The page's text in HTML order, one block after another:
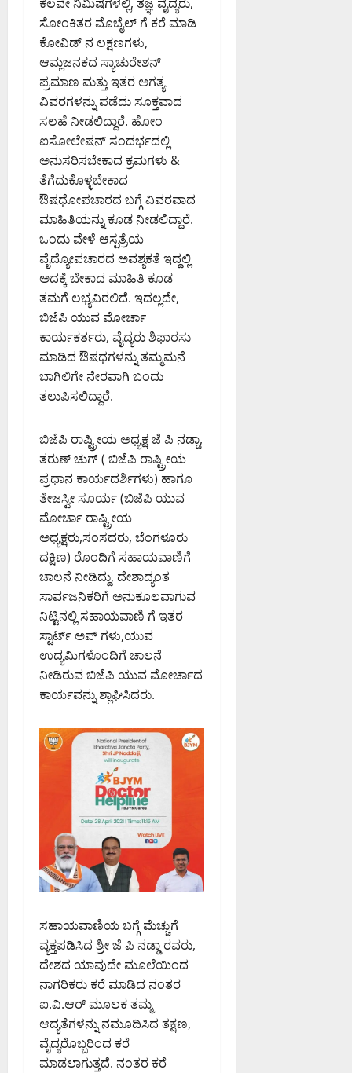
ಸೋಂಕಿತರ ಮೊಬೈಲ್ ಗೆ ಕರೆ ಮಾಡಿ
ಕೋವಿಡ್ ನ ಲಕ್ಷಣಗಳು,
ಆಮ್ಲಜನಕದ ಸ್ಯಾಚುರೇಶನ್
ಪ್ರಮಾಣ ಮತ್ತು ಇತರ ಅಗತ್ಯ
ವಿವರಗಳನ್ನು ಪಡೆದು ಸೂಕ್ತವಾದ
ಸಲಹೆ ನೀಡಲಿದ್ದಾರೆ. ಹೋಂ
ಐಸೋಲೇಷನ್ ಸಂದರ್ಭದಲ್ಲಿ
ಅನುಸರಿಸಬೇಕಾದ ಕ್ರಮಗಳು &
ತೆಗೆದುಕೊಳ್ಳಬೇಕಾದ
ಔಷಧೋಪಚಾರದ ಬಗ್ಗೆ ವಿವರವಾದ
ಮಾಹಿತಿಯನ್ನು ಕೂಡ ನೀಡಲಿದ್ದಾರೆ.
ಒಂದು ವೇಳೆ ಆಸ್ಪತ್ರೆಯ
ವೈದ್ಯೋಪಚಾರದ ಅವಶ್ಯಕತೆ ಇದ್ದಲ್ಲಿ
ಅದಕ್ಕೆ ಬೇಕಾದ ಮಾಹಿತಿ ಕೂಡ
ತಮಗೆ ಲಭ್ಯವಿರಲಿದೆ. ಇದಲ್ಲದೇ,
ಬಿಜೆಪಿ ಯುವ ಮೋರ್ಚಾ
ಕಾರ್ಯಕರ್ತರು, ವೈದ್ಯರು ಶಿಫಾರಸು
ಮಾಡಿದ ಔಷಧಗಳನ್ನು ತಮ್ಮಮನೆ
ಬಾಗಿಲಿಗೇ ನೇರವಾಗಿ ಬಂದು
ತಲುಪಿಸಲಿದ್ದಾರೆ.
ಬಿಜೆಪಿ ರಾಷ್ಟ್ರೀಯ ಅಧ್ಯಕ್ಷ ಜೆ ಪಿ ನಡ್ಡಾ,
ತರುಣ್ ಚುಗ್ ( ಬಿಜೆಪಿ ರಾಷ್ಟ್ರೀಯ
ಪ್ರಧಾನ ಕಾರ್ಯದರ್ಶಿಗಳು) ಹಾಗೂ
ತೇಜಸ್ವೀ ಸೂರ್ಯ (ಬಿಜೆಪಿ ಯುವ
ಮೋರ್ಚಾ ರಾಷ್ಟ್ರೀಯ
ಅಧ್ಯಕ್ಷರು,ಸಂಸದರು, ಬೆಂಗಳೂರು
ದಕ್ಷಿಣ) ರೊಂದಿಗೆ ಸಹಾಯವಾಣಿಗೆ
ಚಾಲನೆ ನೀಡಿದ್ದು, ದೇಶಾದ್ಯಂತ
ಸಾರ್ವಜನಿಕರಿಗೆ ಅನುಕೂಲವಾಗುವ
ನಿಟ್ಟಿನಲ್ಲಿ ಸಹಾಯವಾಣಿ ಗೆ ಇತರ
ಸ್ಟಾರ್ಟ್ ಅಪ್ ಗಳು,ಯುವ
ಉದ್ಯಮಿಗಳೊಂದಿಗೆ ಚಾಲನೆ
ನೀಡಿರುವ ಬಿಜೆಪಿ ಯುವ ಮೋರ್ಚಾದ
ಕಾರ್ಯವನ್ನು ಶ್ಲಾಘಿಸಿದರು.
ಸಹಾಯವಾಣಿಯ ಬಗ್ಗೆ ಮೆಚ್ಚುಗೆ
ವ್ಯಕ್ತಪಡಿಸಿದ ಶ್ರೀ ಜೆ ಪಿ ನಡ್ಡಾ ರವರು,
ದೇಶದ ಯಾವುದೇ ಮೂಲೆಯಿಂದ
ನಾಗರಿಕರು ಕರೆ ಮಾಡಿದ ನಂತರ
ಐ.ವಿ.ಆರ್ ಮೂಲಕ ತಮ್ಮ
ಆದ್ಯತೆಗಳನ್ನು ನಮೂದಿಸಿದ ತಕ್ಷಣ,
ವೈದ್ಯರೊಬ್ಬರಿಂದ ಕರೆ
ಮಾಡಲಾಗುತ್ತದೆ. ನಂತರ ಕರೆ